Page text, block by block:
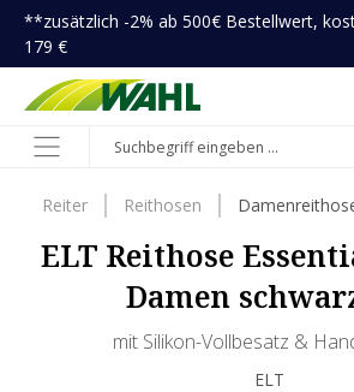
springen
**zusätzlich -2% ab 500€ Bestellwert,
179 €
Reiter Reithosen
ELT Reithose
Damen
mit Silikon-Vollbesatz &
ELT